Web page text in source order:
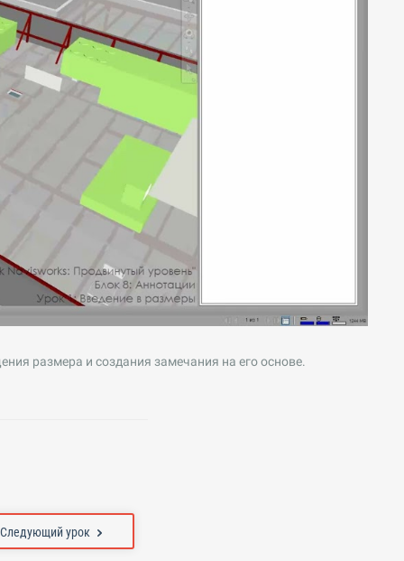
размера и создания замечания на его основе.
Следующий урок